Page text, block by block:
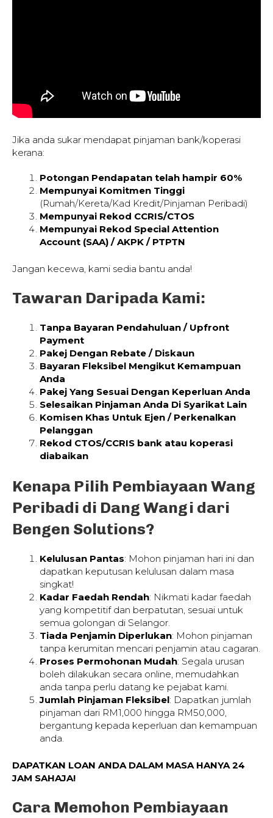
Jika anda sukar mendapat pinjaman bank/koperasi
kerana:
Potongan Pendapatan telah hampir 60%
Mempunyai Komitmen Tinggi
(Rumah/Kereta/Kad Kredit/Pinjaman Peribadi)
Mempunyai Rekod CCRIS/CTOS
Mempunyai Rekod Special Attention
Account (SAA) / AKPK / PTPTN
Jangan kecewa, kami sedia bantu anda!
Tawaran Daripada Kami:
Tanpa Bayaran Pendahuluan / Upfront
Payment
Pakej Dengan Rebate / Diskaun
Bayaran Fleksibel Mengikut Kemampuan
Anda
Pakej Yang Sesuai Dengan Keperluan Anda
Selesaikan Pinjaman Anda Di Syarikat Lain
Komisen Khas Untuk Ejen / Perkenalkan
Pelanggan
Rekod CTOS/CCRIS bank atau koperasi
diabaikan
Kenapa Pilih Pembiayaan Wang
Peribadi di Dang Wangi dari
Bengen Solutions?
Kelulusan Pantas: Mohon pinjaman hari ini dan
dapatkan keputusan kelulusan dalam masa
singkat!
Kadar Faedah Rendah: Nikmati kadar faedah
yang kompetitif dan berpatutan, sesuai untuk
semua golongan di Selangor.
Tiada Penjamin Diperlukan: Mohon pinjaman
tanpa kerumitan mencari penjamin atau cagaran.
Proses Permohonan Mudah: Segala urusan
boleh dilakukan secara online, memudahkan
anda tanpa perlu datang ke pejabat kami.
Jumlah Pinjaman Fleksibel: Dapatkan jumlah
pinjaman dari RM1,000 hingga RM50,000,
bergantung kepada keperluan dan kemampuan
anda.
DAPATKAN LOAN ANDA DALAM MASA HANYA 24
JAM SAHAJA!
Cara Memohon Pembiayaan